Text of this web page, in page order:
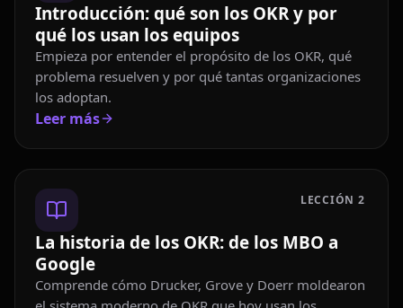
Introducción: qué son los OKR y por
qué los usan los equipos
Empieza por entender el propósito de los OKR, qué
problema resuelven y por qué tantas organizaciones
los adoptan.
Leer más
LECCIÓN 2
La historia de los OKR: de los MBO a
Google
Comprende cómo Drucker, Grove y Doerr moldearon